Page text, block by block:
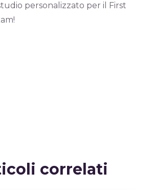
personalizzato per il First
correlati